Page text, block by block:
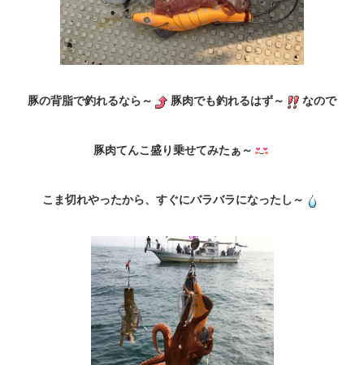
豚の背脂で釣れるなら～ 豚肉でも釣れるはず～ なので
豚肉てんこ盛り乗せてみたぁ～
こま切れやったから、すぐにバラバラになったし～